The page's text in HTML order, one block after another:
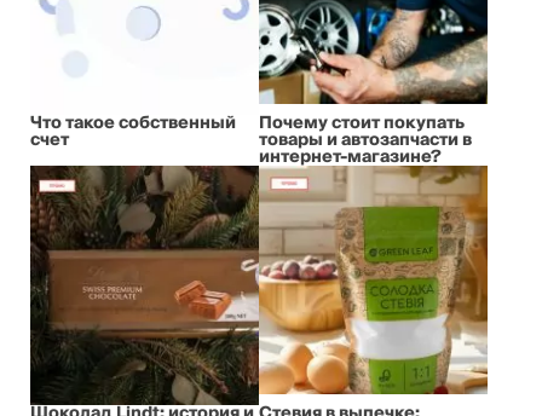
Что такое собственный
счет
Почему стоит покупать
товары и автозапчасти в
интернет-магазине?